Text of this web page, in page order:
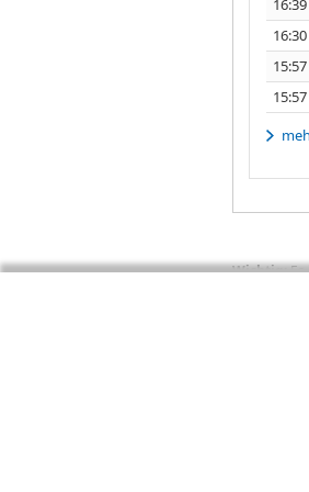
16:39
16:30
15:57
15:57
Wichtig:Es
zukünftige
kann die
DZ
2026